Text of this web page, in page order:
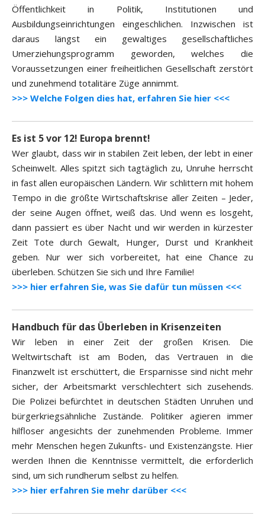
Öffentlichkeit in Politik, Institutionen und
Ausbildungseinrichtungen eingeschlichen. Inzwischen ist
daraus längst ein gewaltiges gesellschaftliches
Umerziehungsprogramm geworden, welches die
Voraussetzungen einer freiheitlichen Gesellschaft zerstört
und zunehmend totalitäre Züge annimmt.
>>> Welche Folgen dies hat, erfahren Sie hier <<<
Es ist 5 vor 12! Europa brennt!
Wer glaubt, dass wir in stabilen Zeit leben, der lebt in einer
Scheinwelt. Alles spitzt sich tagtäglich zu, Unruhe herrscht
in fast allen europäischen Ländern. Wir schlittern mit hohem
Tempo in die größte Wirtschaftskrise aller Zeiten – Jeder,
der seine Augen öffnet, weiß das. Und wenn es losgeht,
dann passiert es über Nacht und wir werden in kürzester
Zeit Tote durch Gewalt, Hunger, Durst und Krankheit
geben. Nur wer sich vorbereitet, hat eine Chance zu
überleben. Schützen Sie sich und Ihre Familie!
>>> hier erfahren Sie, was Sie dafür tun müssen <<<
Handbuch für das Überleben in Krisenzeiten
Wir leben in einer Zeit der großen Krisen. Die
Weltwirtschaft ist am Boden, das Vertrauen in die
Finanzwelt ist erschüttert, die Ersparnisse sind nicht mehr
sicher, der Arbeitsmarkt verschlechtert sich zusehends.
Die Polizei befürchtet in deutschen Städten Unruhen und
bürgerkriegsähnliche Zustände. Politiker agieren immer
hilfloser angesichts der zunehmenden Probleme. Immer
mehr Menschen hegen Zukunfts- und Existenzängste. Hier
werden Ihnen die Kenntnisse vermittelt, die erforderlich
sind, um sich rundherum selbst zu helfen.
>>> hier erfahren Sie mehr darüber <<<